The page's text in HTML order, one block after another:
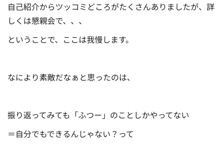
自己紹介からツッコミどころがたくさんありましたが、詳
しくは懇親会で、、、
ということで、ここは我慢します。
なにより素敵だなぁと思ったのは、
振り返ってみても「ふつー」のことしかやってない
＝自分でもできるんじゃない？って